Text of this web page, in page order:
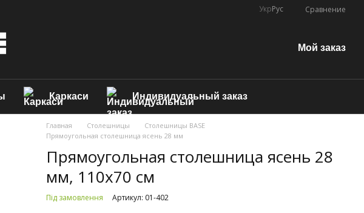
УкрРус Сравнение
Мой заказ
Каркаси Индивидуальный заказ
Главная Столешницы
Столешницы BASE
Прямоугольная столешница ясень 28 мм
Прямоугольная столешница ясень 28
мм, 110x70 см
Під замовлення Артикул: 01-402